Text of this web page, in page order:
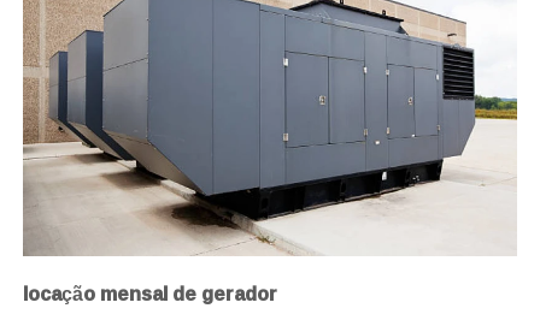
locação mensal de gerador